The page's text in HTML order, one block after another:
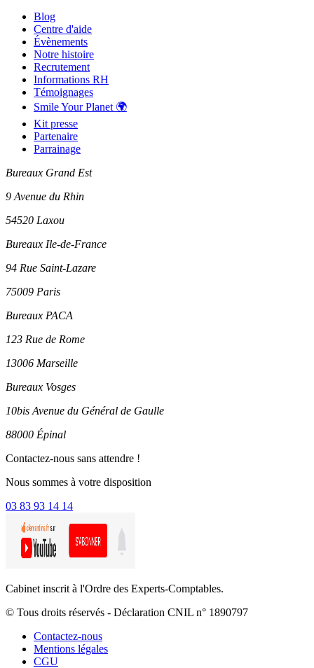
Blog
Centre d'aide
Évènements
Notre histoire
Recrutement
Informations RH
Témoignages
Smile Your Planet 🌍
Kit presse
Partenaire
Parrainage
Bureaux Grand Est
9 Avenue du Rhin
54520 Laxou
Bureaux Ile-de-France
94 Rue Saint-Lazare
75009 Paris
Bureaux PACA
123 Rue de Rome
13006 Marseille
Bureaux Vosges
10bis Avenue du Général de Gaulle
88000 Épinal
Contactez-nous sans attendre !
Nous sommes à votre disposition
03 83 93 14 14
Cabinet inscrit à l'Ordre des Experts-Comptables.
© Tous droits réservés - Déclaration CNIL n° 1890797
Contactez-nous
Mentions légales
CGU